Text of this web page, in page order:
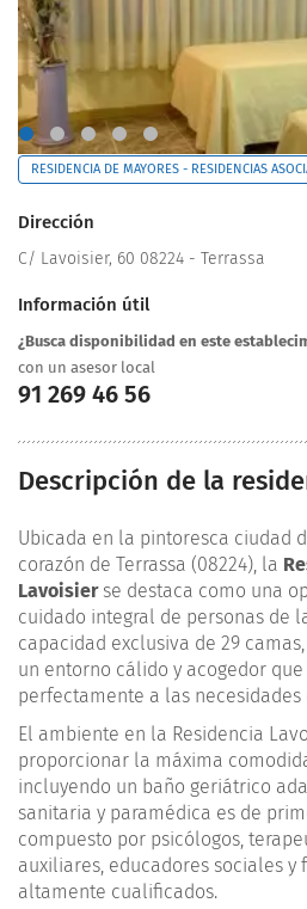
RESIDENCIA DE MAYORES - RESIDENCIAS
Dirección
C/ Lavoisier, 60 08224 - Terrassa
Información útil
¿Busca disponibilidad en este
con un asesor local
91 269 46 56
Descripción de la
Ubicada en la pintoresca ciudad
corazón de Terrassa (08224), la
Lavoisierse destaca como una
cuidado integral de personas de
capacidad exclusiva de 29
un entorno cálido y acogedor
perfectamente a las
El ambiente en la Residencia
proporcionar la máxima
incluyendo un baño geriátrico
sanitaria y paramédica es de
compuesto por psicólogos,
auxiliares, educadores sociales y
altamente cualificados.